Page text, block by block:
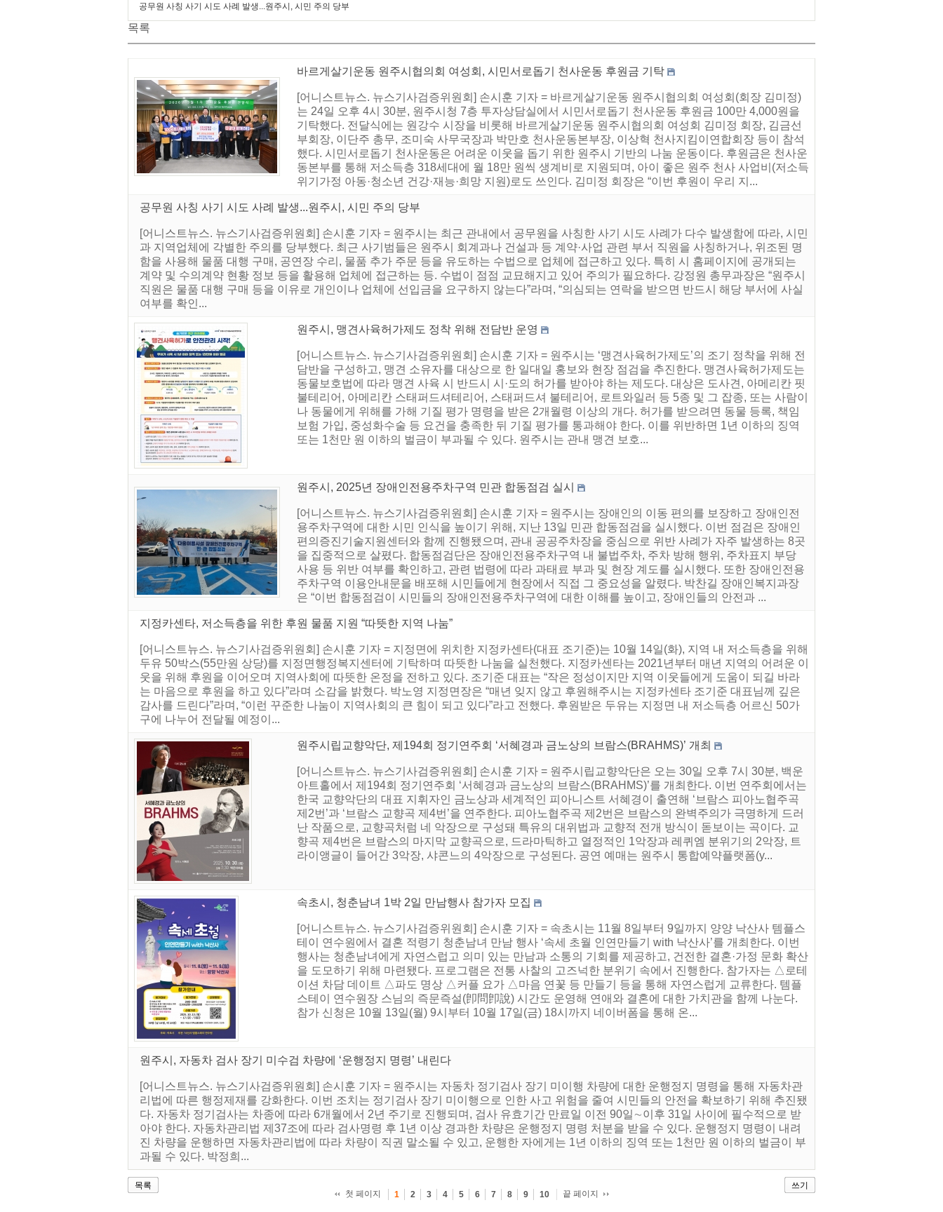
공무원 사칭 사기 시도 사례 발생...원주시, 시민 주의 당부
목록
바르게살기운동 원주시협의회 여성회, 시민서로돕기 천사운동 후원금 기탁
[어니스트뉴스. 뉴스기사검증위원회] 손시훈 기자 = 바르게살기운동 원주시협의회 여성회(회장 김미정)
는 24일 오후 4시 30분, 원주시청 7층 투자상담실에서 시민서로돕기 천사운동 후원금 100만 4,000원을
기탁했다. 전달식에는 원강수 시장을 비롯해 바르게살기운동 원주시협의회 여성회 김미정 회장, 김금선
부회장, 이단주 총무, 조미숙 사무국장과 박만호 천사운동본부장, 이상혁 천사지킴이연합회장 등이 참석
했다. 시민서로돕기 천사운동은 어려운 이웃을 돕기 위한 원주시 기반의 나눔 운동이다. 후원금은 천사운
동본부를 통해 저소득층 318세대에 월 18만 원씩 생계비로 지원되며, 아이 좋은 원주 천사 사업비(저소득
위기가정 아동·청소년 건강·재능·희망 지원)로도 쓰인다. 김미정 회장은 “이번 후원이 우리 지...
공무원 사칭 사기 시도 사례 발생...원주시, 시민 주의 당부
[어니스트뉴스. 뉴스기사검증위원회] 손시훈 기자 = 원주시는 최근 관내에서 공무원을 사칭한 사기 시도 사례가 다수 발생함에 따라, 시민
과 지역업체에 각별한 주의를 당부했다. 최근 사기범들은 원주시 회계과나 건설과 등 계약·사업 관련 부서 직원을 사칭하거나, 위조된 명
함을 사용해 물품 대행 구매, 공연장 수리, 물품 추가 주문 등을 유도하는 수법으로 업체에 접근하고 있다. 특히 시 홈페이지에 공개되는
계약 및 수의계약 현황 정보 등을 활용해 업체에 접근하는 등. 수법이 점점 교묘해지고 있어 주의가 필요하다. 강정원 총무과장은 “원주시
직원은 물품 대행 구매 등을 이유로 개인이나 업체에 선입금을 요구하지 않는다”라며, “의심되는 연락을 받으면 반드시 해당 부서에 사실
여부를 확인...
원주시, 맹견사육허가제도 정착 위해 전담반 운영
[어니스트뉴스. 뉴스기사검증위원회] 손시훈 기자 = 원주시는 ‘맹견사육허가제도’의 조기 정착을 위해 전
담반을 구성하고, 맹견 소유자를 대상으로 한 일대일 홍보와 현장 점검을 추진한다. 맹견사육허가제도는
동물보호법에 따라 맹견 사육 시 반드시 시·도의 허가를 받아야 하는 제도다. 대상은 도사견, 아메리칸 핏
불테리어, 아메리칸 스태퍼드셔테리어, 스태퍼드셔 불테리어, 로트와일러 등 5종 및 그 잡종, 또는 사람이
나 동물에게 위해를 가해 기질 평가 명령을 받은 2개월령 이상의 개다. 허가를 받으려면 동물 등록, 책임
보험 가입, 중성화수술 등 요건을 충족한 뒤 기질 평가를 통과해야 한다. 이를 위반하면 1년 이하의 징역
또는 1천만 원 이하의 벌금이 부과될 수 있다. 원주시는 관내 맹견 보호...
원주시, 2025년 장애인전용주차구역 민관 합동점검 실시
[어니스트뉴스. 뉴스기사검증위원회] 손시훈 기자 = 원주시는 장애인의 이동 편의를 보장하고 장애인전
용주차구역에 대한 시민 인식을 높이기 위해, 지난 13일 민관 합동점검을 실시했다. 이번 점검은 장애인
편의증진기술지원센터와 함께 진행됐으며, 관내 공공주차장을 중심으로 위반 사례가 자주 발생하는 8곳
을 집중적으로 살폈다. 합동점검단은 장애인전용주차구역 내 불법주차, 주차 방해 행위, 주차표지 부당
사용 등 위반 여부를 확인하고, 관련 법령에 따라 과태료 부과 및 현장 계도를 실시했다. 또한 장애인전용
주차구역 이용안내문을 배포해 시민들에게 현장에서 직접 그 중요성을 알렸다. 박찬길 장애인복지과장
은 “이번 합동점검이 시민들의 장애인전용주차구역에 대한 이해를 높이고, 장애인들의 안전과 ...
지정카센타, 저소득층을 위한 후원 물품 지원 “따뜻한 지역 나눔”
[어니스트뉴스. 뉴스기사검증위원회] 손시훈 기자 = 지정면에 위치한 지정카센타(대표 조기준)는 10월 14일(화), 지역 내 저소득층을 위해
두유 50박스(55만원 상당)를 지정면행정복지센터에 기탁하며 따뜻한 나눔을 실천했다. 지정카센타는 2021년부터 매년 지역의 어려운 이
웃을 위해 후원을 이어오며 지역사회에 따뜻한 온정을 전하고 있다. 조기준 대표는 “작은 정성이지만 지역 이웃들에게 도움이 되길 바라
는 마음으로 후원을 하고 있다”라며 소감을 밝혔다. 박노영 지정면장은 “매년 잊지 않고 후원해주시는 지정카센타 조기준 대표님께 깊은
감사를 드린다”라며, “이런 꾸준한 나눔이 지역사회의 큰 힘이 되고 있다”라고 전했다. 후원받은 두유는 지정면 내 저소득층 어르신 50가
구에 나누어 전달될 예정이...
원주시립교향악단, 제194회 정기연주회 ‘서혜경과 금노상의 브람스(BRAHMS)’ 개최
[어니스트뉴스. 뉴스기사검증위원회] 손시훈 기자 = 원주시립교향악단은 오는 30일 오후 7시 30분, 백운
아트홀에서 제194회 정기연주회 ‘서혜경과 금노상의 브람스(BRAHMS)’를 개최한다. 이번 연주회에서는
한국 교향악단의 대표 지휘자인 금노상과 세계적인 피아니스트 서혜경이 출연해 ‘브람스 피아노협주곡
제2번’과 ‘브람스 교향곡 제4번’을 연주한다. 피아노협주곡 제2번은 브람스의 완벽주의가 극명하게 드러
난 작품으로, 교향곡처럼 네 악장으로 구성돼 특유의 대위법과 교향적 전개 방식이 돋보이는 곡이다. 교
향곡 제4번은 브람스의 마지막 교향곡으로, 드라마틱하고 열정적인 1악장과 레퀴엠 분위기의 2악장, 트
라이앵글이 들어간 3악장, 샤콘느의 4악장으로 구성된다. 공연 예매는 원주시 통합예약플랫폼(y...
속초시, 청춘남녀 1박 2일 만남행사 참가자 모집
[어니스트뉴스. 뉴스기사검증위원회] 손시훈 기자 = 속초시는 11월 8일부터 9일까지 양양 낙산사 템플스
테이 연수원에서 결혼 적령기 청춘남녀 만남 행사 ‘속세 초월 인연만들기 with 낙산사’를 개최한다. 이번
행사는 청춘남녀에게 자연스럽고 의미 있는 만남과 소통의 기회를 제공하고, 건전한 결혼·가정 문화 확산
을 도모하기 위해 마련됐다. 프로그램은 전통 사찰의 고즈넉한 분위기 속에서 진행한다. 참가자는 △로테
이션 차담 데이트 △파도 명상 △커플 요가 △마음 연꽃 등 만들기 등을 통해 자연스럽게 교류한다. 템플
스테이 연수원장 스님의 즉문즉설(卽問卽說) 시간도 운영해 연애와 결혼에 대한 가치관을 함께 나눈다.
참가 신청은 10월 13일(월) 9시부터 10월 17일(금) 18시까지 네이버폼을 통해 온...
원주시, 자동차 검사 장기 미수검 차량에 ‘운행정지 명령’ 내린다
[어니스트뉴스. 뉴스기사검증위원회] 손시훈 기자 = 원주시는 자동차 정기검사 장기 미이행 차량에 대한 운행정지 명령을 통해 자동차관
리법에 따른 행정제재를 강화한다. 이번 조치는 정기검사 장기 미이행으로 인한 사고 위험을 줄여 시민들의 안전을 확보하기 위해 추진됐
다. 자동차 정기검사는 차종에 따라 6개월에서 2년 주기로 진행되며, 검사 유효기간 만료일 이전 90일∼이후 31일 사이에 필수적으로 받
아야 한다. 자동차관리법 제37조에 따라 검사명령 후 1년 이상 경과한 차량은 운행정지 명령 처분을 받을 수 있다. 운행정지 명령이 내려
진 차량을 운행하면 자동차관리법에 따라 차량이 직권 말소될 수 있고, 운행한 자에게는 1년 이하의 징역 또는 1천만 원 이하의 벌금이 부
과될 수 있다. 박정희...
목록
쓰기
첫 페이지
1 2 3 4 5 6 7 8 9 10 끝 페이지